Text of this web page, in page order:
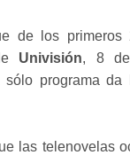
de los primeros
Univisión, 8 de
programa da
las telenovelas